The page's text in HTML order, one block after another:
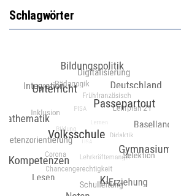
Schlagwörter